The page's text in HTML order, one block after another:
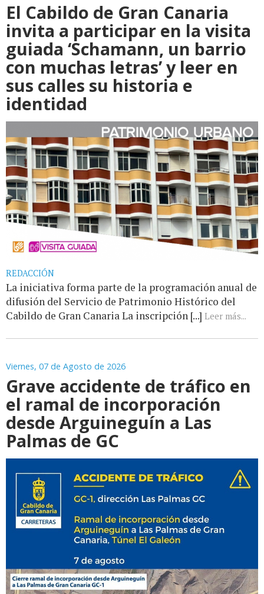
El Cabildo de Gran Canaria
invita a participar en la visita
guiada ‘Schamann, un barrio
con muchas letras’ y leer en
sus calles su historia e
identidad
REDACCIÓN
La iniciativa forma parte de la programación anual de
difusión del Servicio de Patrimonio Histórico del
Cabildo de Gran Canaria La inscripción [...] Leer más...
Viernes, 07 de Agosto de 2026
Grave accidente de tráfico en
el ramal de incorporación
desde Arguineguín a Las
Palmas de GC